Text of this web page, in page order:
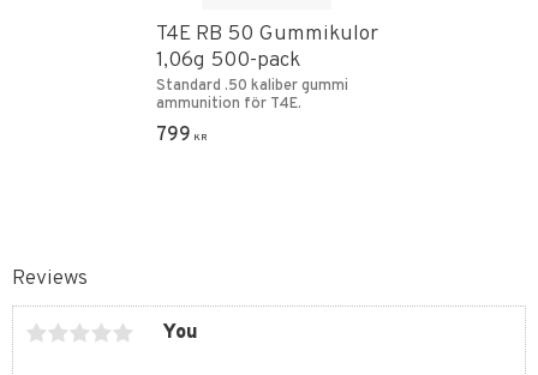
Reviews
You
T4E RB 50 Gummikulor
1,06g 500-pack
Standard .50 kaliber gummi
ammunition för T4E.
799 KR